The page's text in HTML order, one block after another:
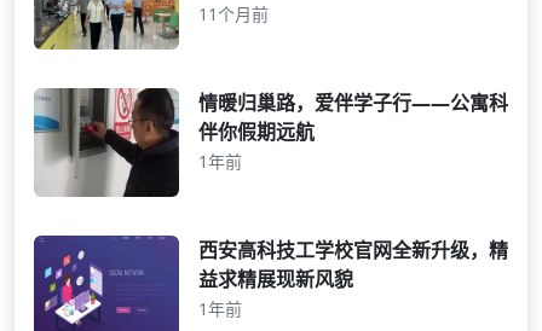
11个月前
情暖归巢路，爱伴学子行——公寓科
伴你假期远航
1年前
西安高科技工学校官网全新升级，精
益求精展现新风貌
1年前